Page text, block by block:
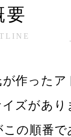
要
作った
ズがあり
の順番